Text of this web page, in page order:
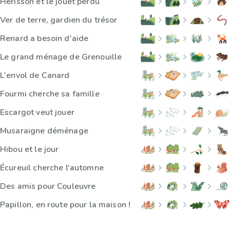
Ver de terre, gardien du trésor
Renard a besoin d'aide
Le grand ménage de Grenouille
L'envol de Canard
Fourmi cherche sa famille
Escargot veut jouer
Musaraigne déménage
Hibou et le jour
Écureuil cherche l'automne
Des amis pour Couleuvre
Papillon, en route pour la maison !